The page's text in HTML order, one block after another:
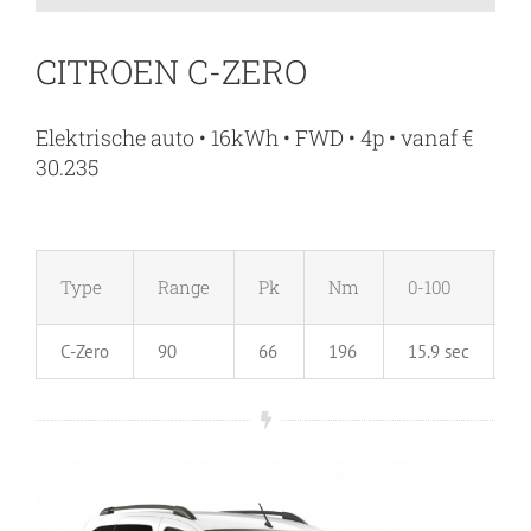
CITROEN C-ZERO
Elektrische auto • 16kWh • FWD • 4p • vanaf €
30.235
Type Range Pk Nm 0-100
C-Zero 90 66 196 15.9 sec